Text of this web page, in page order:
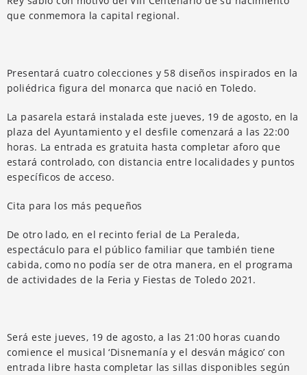
que conmemora la capital regional.
Presentará cuatro colecciones y 58 diseños inspirados en la
poliédrica figura del monarca que nació en Toledo.
La pasarela estará instalada este jueves, 19 de agosto, en la
plaza del Ayuntamiento y el desfile comenzará a las 22:00
horas. La entrada es gratuita hasta completar aforo que
estará controlado, con distancia entre localidades y puntos
específicos de acceso.
Cita para los más pequeños
De otro lado, en el recinto ferial de La Peraleda,
espectáculo para el público familiar que también tiene
cabida, como no podía ser de otra manera, en el programa
de actividades de la Feria y Fiestas de Toledo 2021.
Será este jueves, 19 de agosto, a las 21:00 horas cuando
comience el musical ‘Disnemanía y el desván mágico’ con
entrada libre hasta completar las sillas disponibles según